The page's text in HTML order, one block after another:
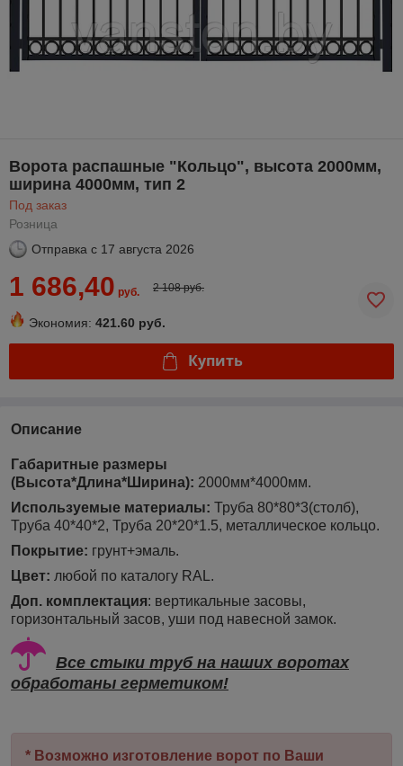
Ворота распашные "Кольцо", высота 2000мм,
ширина 4000мм, тип 2
Под заказ
Розница
Отправка с 17 августа 2026
1 686,40 руб. 2 108 руб.
Экономия: 421.60 руб.
Купить
Описание
Габаритные размеры
(Высота*Длина*Ширина): 2000мм*4000мм.
Используемые материалы: Труба 80*80*3(столб),
Труба 40*40*2, Труба 20*20*1.5, металлическое кольцо.
Покрытие: грунт+эмаль.
Цвет: любой по каталогу RAL.
Доп. комплектация: вертикальные засовы,
горизонтальный засов, уши под навесной замок.
Все стыки труб на наших воротах
обработаны герметиком!
* Возможно изготовление ворот по Ваши